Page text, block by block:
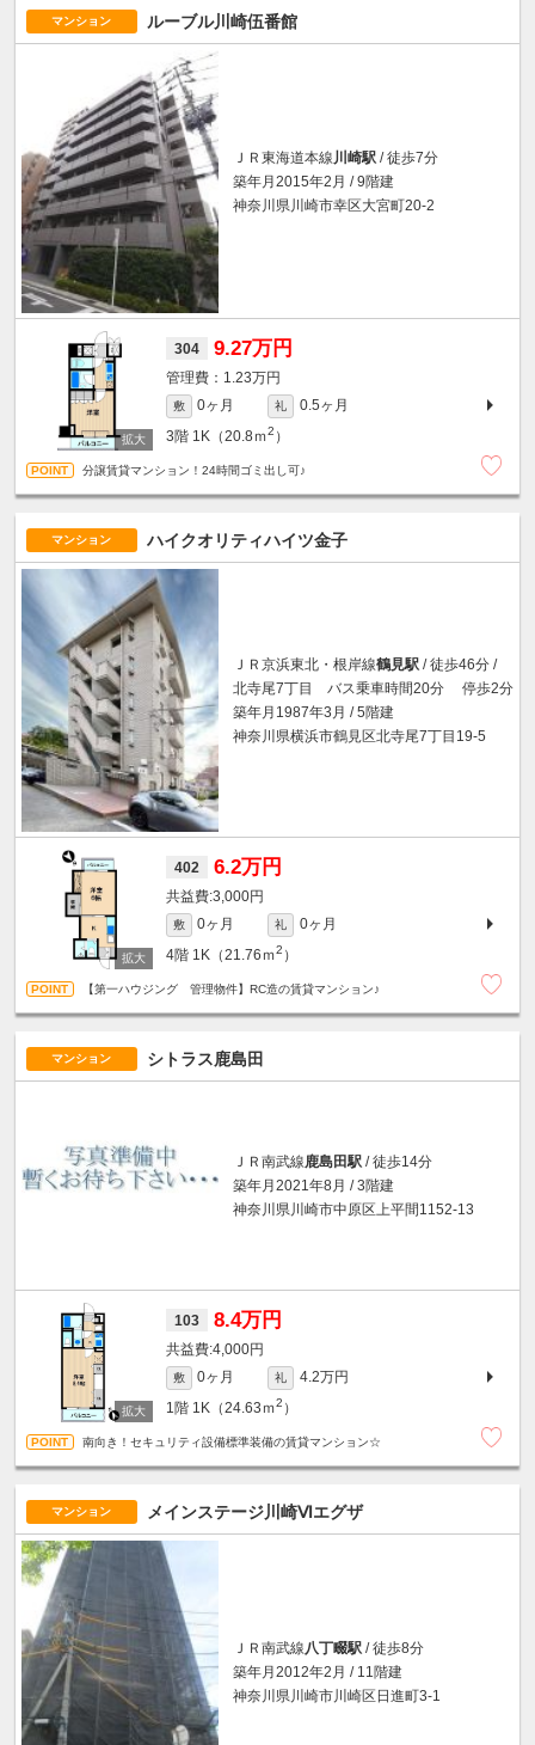
マンション ルーブル川崎伍番館
ＪＲ東海道本線 川崎駅 / 徒歩7分
築年月2015年2月 / 9階建
神奈川県川崎市幸区大宮町20-2
304 9.27万円
1.23万円
敷 0ヶ月 礼
0.5ヶ月
3階 1K（20.8ｍ2 ）
分譲賃貸マンション！24時間ゴミ出し可♪
マンション ハイクオリティハイツ金子
ＪＲ京浜東北・根岸線鶴見駅 / 徒歩46分 /
北寺尾7丁目 バス乗車時間20分 停歩2分
築年月1987年3月 / 5階建
神奈川県横浜市鶴見区北寺尾7丁目19-5
402 6.2万円
3,000円
敷 0ヶ月 礼
0ヶ月
4階 1K（21.76ｍ2 ）
【第一ハウジング 管理物件】RC造の賃貸マンション♪
マンション シトラス鹿島田
ＪＲ南武線鹿島田駅 / 徒歩14分
築年月2021年8月 / 3階建
神奈川県川崎市中原区上平間1152-13
103 8.4万円
4,000円
敷 0ヶ月 礼
4.2万円
1階 1K（24.63ｍ2 ）
南向き！セキュリティ設備標準装備の賃貸マンション☆
マンション メインステージ川崎Ⅵエグザ
ＪＲ南武線 八丁畷駅 / 徒歩8分
築年月2012年2月 / 11階建
神奈川県川崎市川崎区日進町3-1